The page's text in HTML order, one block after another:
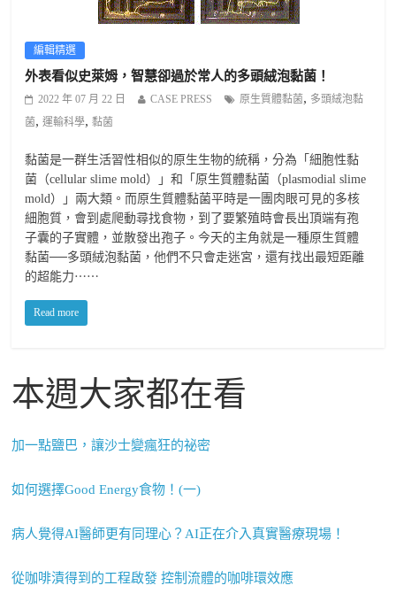
編輯精選
外表看似史萊姆，智慧卻過於常人的多頭絨泡黏菌！
2022 年 07 月 22 日 CASE PRESS 原生質體黏菌, 多頭絨泡黏
菌,運輸科學,黏菌
黏菌是一群生活習性相似的原生生物的統稱，分為「細胞性黏
菌（cellular slime mold）」和「原生質體黏菌（plasmodial slime
mold）」兩大類。而原生質體黏菌平時是一團肉眼可見的多核
細胞質，會到處爬動尋找食物，到了要繁殖時會長出頂端有孢
子囊的子實體，並散發出孢子。今天的主角就是一種原生質體
黏菌──多頭絨泡黏菌，他們不只會走迷宮，還有找出最短距離
的超能力⋯⋯
Read more
本週大家都在看
加一點鹽巴，讓沙士變瘋狂的祕密
如何選擇Good Energy食物！(一)
病人覺得AI醫師更有同理心？AI正在介入真實醫療現場！
從咖啡漬得到的工程啟發 控制流體的咖啡環效應